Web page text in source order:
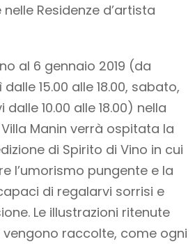
Residenze d’artista
al 6 gennaio 2019 (da
15.00 alle 18.00, sabato,
10.00 alle 18.00) nella
Manin verrà ospitata la
di Spirito di Vino in cui
l’umorismo pungente e la
di regalarvi sorrisi e
Le illustrazioni ritenute
vengono raccolte, come ogni